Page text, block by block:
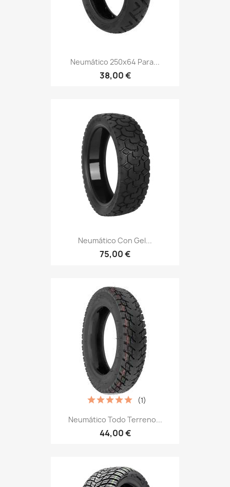
Neumático 250x64 Para...
38,00 €
Neumático Con Gel...
75,00 €
Neumático Todo Terreno...
44,00 €
(1)